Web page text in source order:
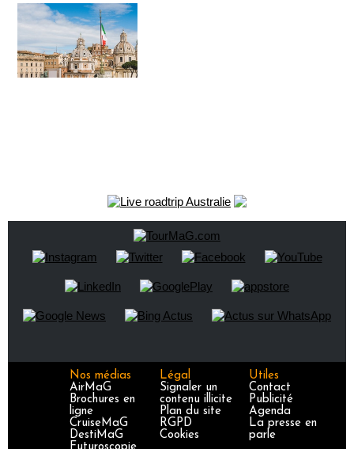
Nos médias
AirMaG
Brochures en
ligne
CruiseMaG
DestiMaG
Légal
Signaler un
contenu illicite
Plan du site
RGPD
Cookies
Utiles
Contact
Publicité
Agenda
La presse en
parle